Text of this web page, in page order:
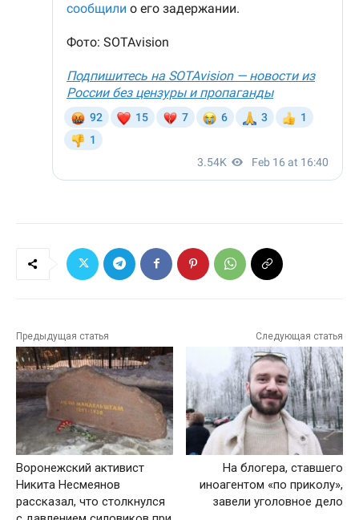
Предыдущая статья
Воронежский активист
Никита Несмеянов
рассказал, что столкнулся
Следующая статья
На блогера, ставшего
иноагентом «по приколу»,
завели уголовное дело